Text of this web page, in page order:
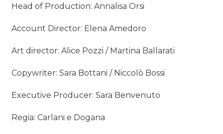
Head of Production: Annalisa Orsi
Account Director: Elena Amedoro
Art director: Alice Pozzi / Martina Ballarati
Copywriter: Sara Bottani / Niccolò Bossi
Executive Producer: Sara Benvenuto
Regia: Carlani e Dogana